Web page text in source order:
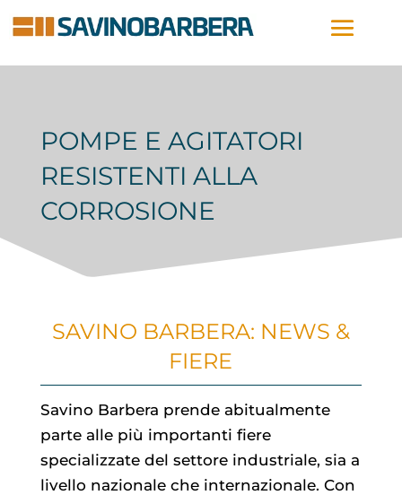
POMPE E AGITATORI
RESISTENTI ALLA
CORROSIONE
SAVINO BARBERA: NEWS &
FIERE
Savino Barbera prende abitualmente
parte alle più importanti fiere
specializzate del settore industriale, sia a
livello nazionale che internazionale. Con